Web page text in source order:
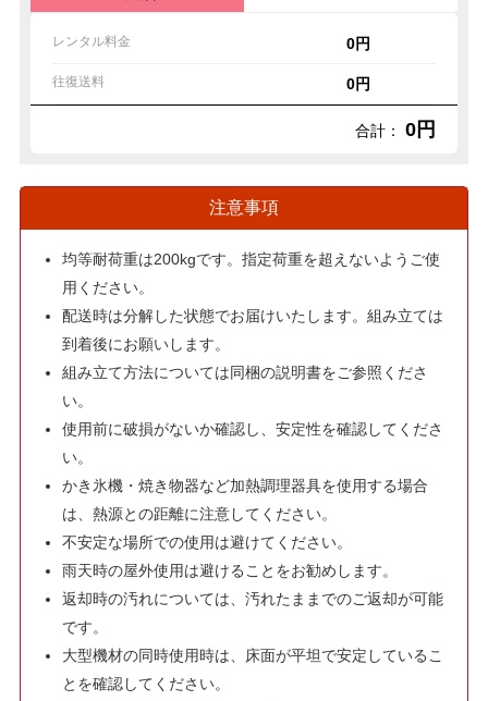
レンタル料金 0円
往復送料 0円
合計： 0円
注意事項
均等耐荷重は200kgです。指定荷重を超えないようご使
用ください。
配送時は分解した状態でお届けいたします。組み立ては
到着後にお願いします。
組み立て方法については同梱の説明書をご参照くださ
い。
使用前に破損がないか確認し、安定性を確認してくださ
い。
かき氷機・焼き物器など加熱調理器具を使用する場合
は、熱源との距離に注意してください。
不安定な場所での使用は避けてください。
雨天時の屋外使用は避けることをお勧めします。
返却時の汚れについては、汚れたままでのご返却が可能
です。
大型機材の同時使用時は、床面が平坦で安定しているこ
とを確認してください。